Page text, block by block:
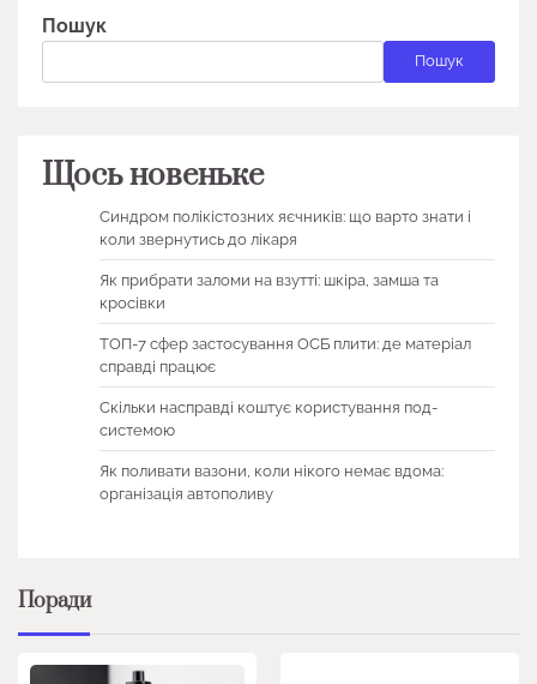
Пошук
Пошук
Щось новеньке
Синдром полікістозних яєчників: що варто знати і
коли звернутись до лікаря
Як прибрати заломи на взутті: шкіра, замша та
кросівки
ТОП-7 сфер застосування ОСБ плити: де матеріал
справді працює
Скільки насправді коштує користування под-
системою
Як поливати вазони, коли нікого немає вдома:
організація автополиву
Поради